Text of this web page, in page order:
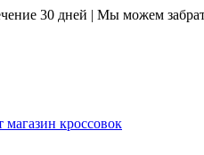
30 дней | Мы можем